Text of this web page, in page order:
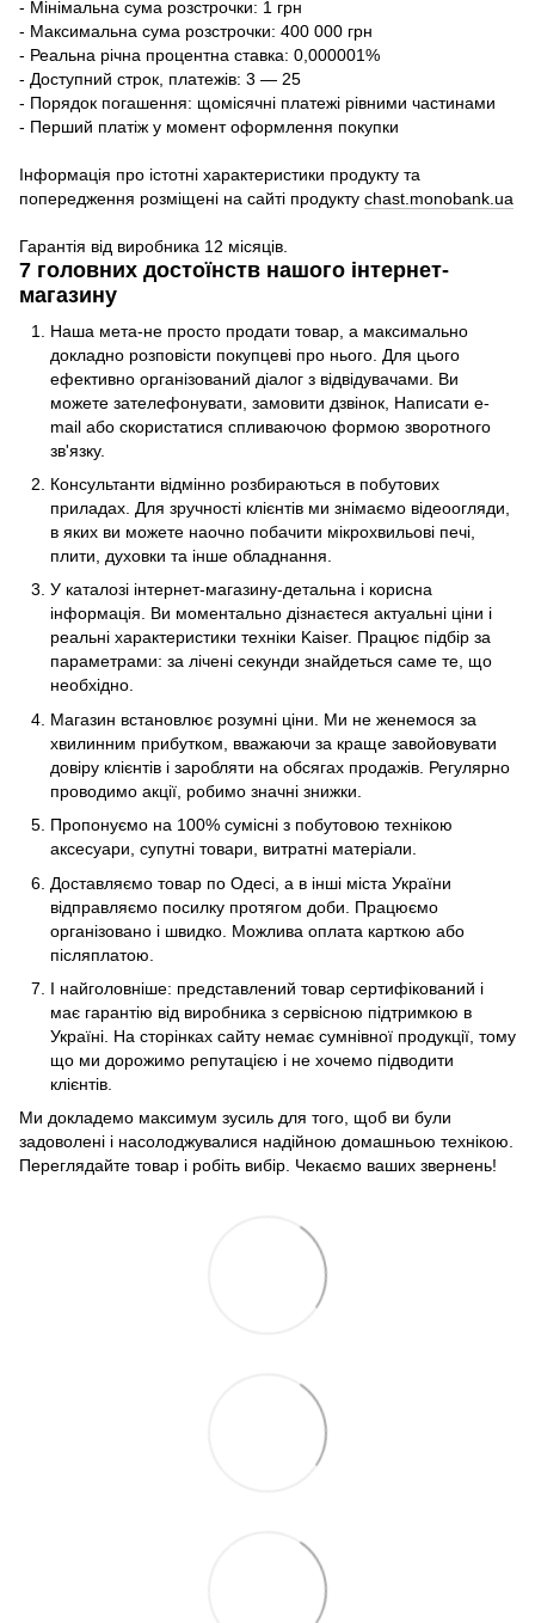
- Мінімальна сума розстрочки: 1 грн
- Максимальна сума розстрочки: 400 000 грн
- Реальна річна процентна ставка: 0,000001%
- Доступний строк, платежів: 3 — 25
- Порядок погашення: щомісячні платежі рівними частинами
- Перший платіж у момент оформлення покупки
Інформація про істотні характеристики продукту та
попередження розміщені на сайті продукту chast.monobank.ua
Гарантія від виробника 12 місяців.
7 головних достоїнств нашого інтернет-
магазину
Наша мета-не просто продати товар, а максимально
докладно розповісти покупцеві про нього. Для цього
ефективно організований діалог з відвідувачами. Ви
можете зателефонувати, замовити дзвінок, Написати e-
mail або скористатися спливаючою формою зворотного
зв'язку.
Консультанти відмінно розбираються в побутових
приладах. Для зручності клієнтів ми знімаємо відеоогляди,
в яких ви можете наочно побачити мікрохвильові печі,
плити, духовки та інше обладнання.
У каталозі інтернет-магазину-детальна і корисна
інформація. Ви моментально дізнаєтеся актуальні ціни і
реальні характеристики техніки Kaiser. Працює підбір за
параметрами: за лічені секунди знайдеться саме те, що
необхідно.
Магазин встановлює розумні ціни. Ми не женемося за
хвилинним прибутком, вважаючи за краще завойовувати
довіру клієнтів і заробляти на обсягах продажів. Регулярно
проводимо акції, робимо значні знижки.
Пропонуємо на 100% сумісні з побутовою технікою
аксесуари, супутні товари, витратні матеріали.
Доставляємо товар по Одесі, а в інші міста України
відправляємо посилку протягом доби. Працюємо
організовано і швидко. Можлива оплата карткою або
післяплатою.
І найголовніше: представлений товар сертифікований і
має гарантію від виробника з сервісною підтримкою в
Україні. На сторінках сайту немає сумнівної продукції, тому
що ми дорожимо репутацією і не хочемо підводити
клієнтів.
Ми докладемо максимум зусиль для того, щоб ви були
задоволені і насолоджувалися надійною домашньою технікою.
Переглядайте товар і робіть вибір. Чекаємо ваших звернень!